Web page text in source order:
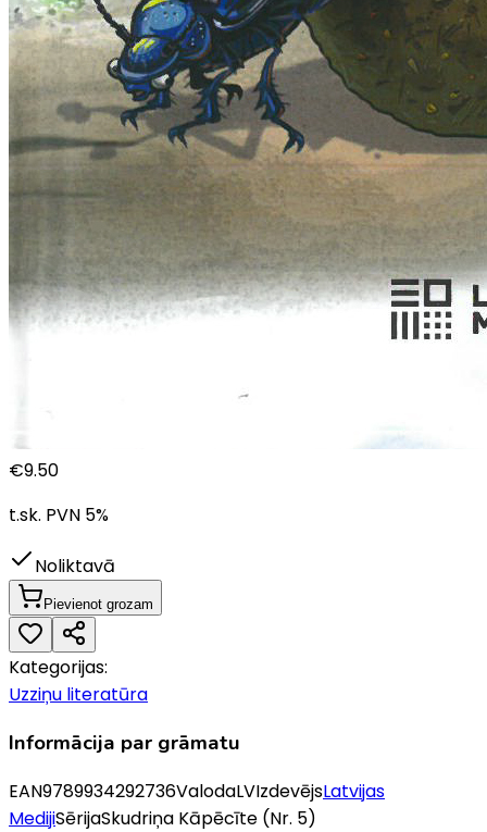
€9.50
t.sk. PVN 5%
Noliktavā
Pievienot grozam
Kategorijas:
Uzziņu literatūra
Informācija par grāmatu
EAN9789934292736ValodaLVIzdevējsLatvijas
MedijiSērijaSkudriņa Kāpēcīte (Nr. 5)